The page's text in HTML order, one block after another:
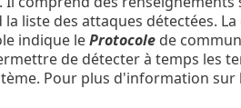
liste des attaques détectées.
indique leProtocolede
de détecter à temps les
Pour plus d'information